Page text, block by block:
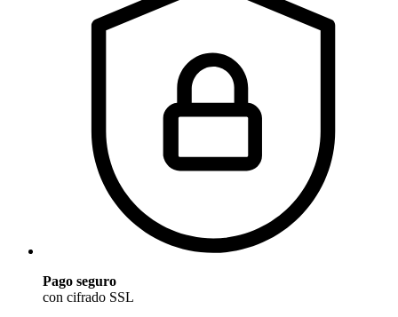
Pago seguro
con cifrado SSL